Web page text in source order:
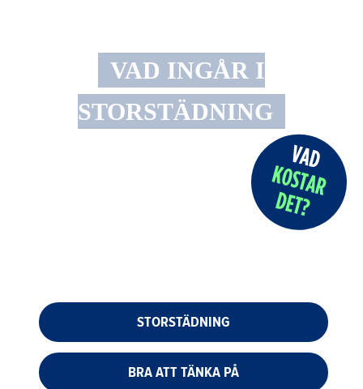
VAD INGÅR I
STORSTÄDNING
STORSTÄDNING
BRA ATT TÄNKA PÅ